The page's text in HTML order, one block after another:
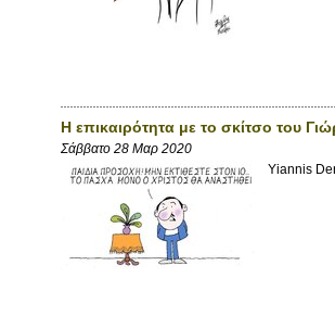
Η επικαιρότητα με το σκίτσο του
Σάββατο 28 Μαρ 2020
Yiannis